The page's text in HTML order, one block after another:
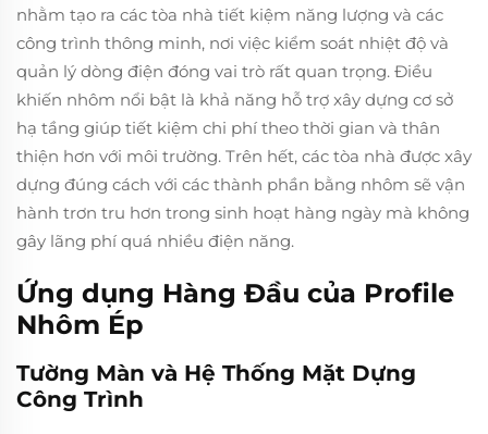
nhằm tạo ra các tòa nhà tiết kiệm năng lượng và các
công trình thông minh, nơi việc kiểm soát nhiệt độ và
quản lý dòng điện đóng vai trò rất quan trọng. Điều
khiến nhôm nổi bật là khả năng hỗ trợ xây dựng cơ sở
hạ tầng giúp tiết kiệm chi phí theo thời gian và thân
thiện hơn với môi trường. Trên hết, các tòa nhà được xây
dựng đúng cách với các thành phần bằng nhôm sẽ vận
hành trơn tru hơn trong sinh hoạt hàng ngày mà không
gây lãng phí quá nhiều điện năng.
Ứng dụng Hàng Đầu của Profile
Nhôm Ép
Tường Màn và Hệ Thống Mặt Dựng
Công Trình